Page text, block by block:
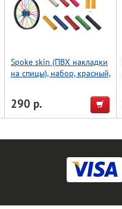
Spoke skin (ПВХ накладки
на спицы), набор, красный,
290 р.